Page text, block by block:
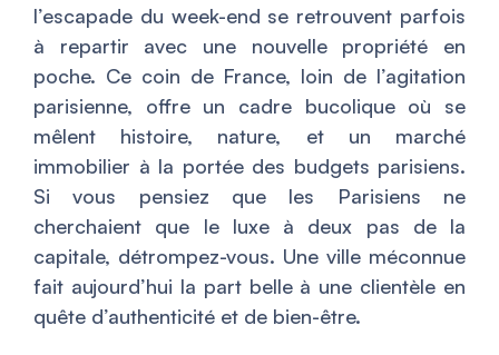
l’escapade du week-end se retrouvent parfois
à repartir avec une nouvelle propriété en
poche. Ce coin de France, loin de l’agitation
parisienne, offre un cadre bucolique où se
mêlent histoire, nature, et un marché
immobilier à la portée des budgets parisiens.
Si vous pensiez que les Parisiens ne
cherchaient que le luxe à deux pas de la
capitale, détrompez-vous. Une ville méconnue
fait aujourd’hui la part belle à une clientèle en
quête d’authenticité et de bien-être.